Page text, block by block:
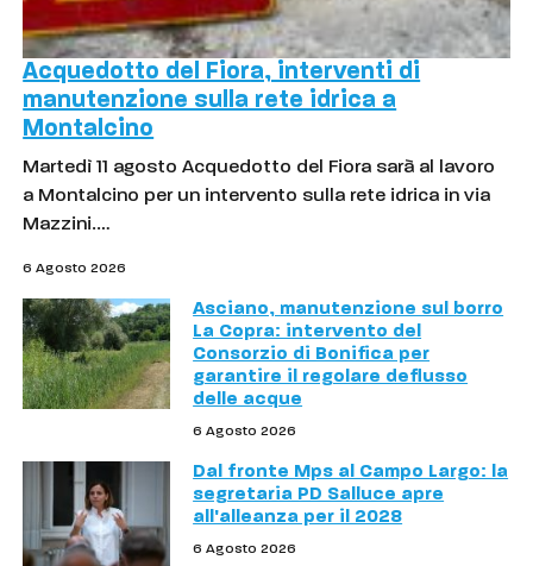
Acquedotto del Fiora, interventi di
manutenzione sulla rete idrica a
Montalcino
Martedì 11 agosto Acquedotto del Fiora sarà al lavoro
a Montalcino per un intervento sulla rete idrica in via
Mazzini.…
6 Agosto 2026
Asciano, manutenzione sul borro
La Copra: intervento del
Consorzio di Bonifica per
garantire il regolare deflusso
delle acque
6 Agosto 2026
Dal fronte Mps al Campo Largo: la
segretaria PD Salluce apre
all'alleanza per il 2028
6 Agosto 2026